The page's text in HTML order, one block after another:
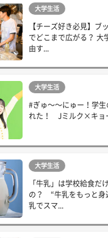
大学生活
【チーズ好き必見】ブ
でどこまで広がる？ 大
由す...
大学生活
#ぎゅ〜〜にゅー！学生
れた！ Jミルク×キョ
大学生活
「牛乳」は学校給食だ
の？ “牛乳をもっと
乳でスマ...